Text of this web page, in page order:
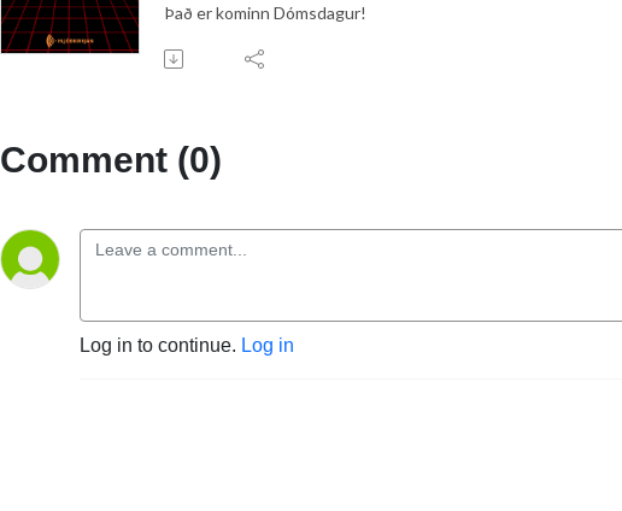
Það er kominn Dómsdagur!
Comment (0)
Log in to continue. Log in